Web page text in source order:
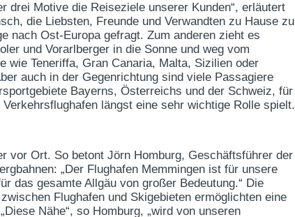
drei Motive die Reiseziele unserer Kunden“, erläutert
die Liebsten, Freunde und Verwandten zu Hause zu
nach Ost-Europa gefragt. Zum anderen zieht es
und Vorarlberger in die Sonne und weg vom
wie Teneriffa, Gran Canaria, Malta, Sizilien oder
auch in der Gegenrichtung sind viele Passagiere
Bayerns, Österreichs und der Schweiz, für
längst eine sehr wichtige Rolle spielt.
vor Ort. So betont Jörn Homburg, Geschäftsführer der
„Der Flughafen Memmingen ist für unsere
das gesamte Allgäu von großer Bedeutung.“ Die
Flughafen und Skigebieten ermöglichten eine
Nähe“, so Homburg, „wird von unseren